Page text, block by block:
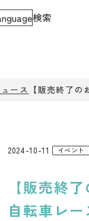
検索
ース 【販売終了
【販売終
自転車レ
2024-10-11 イベント